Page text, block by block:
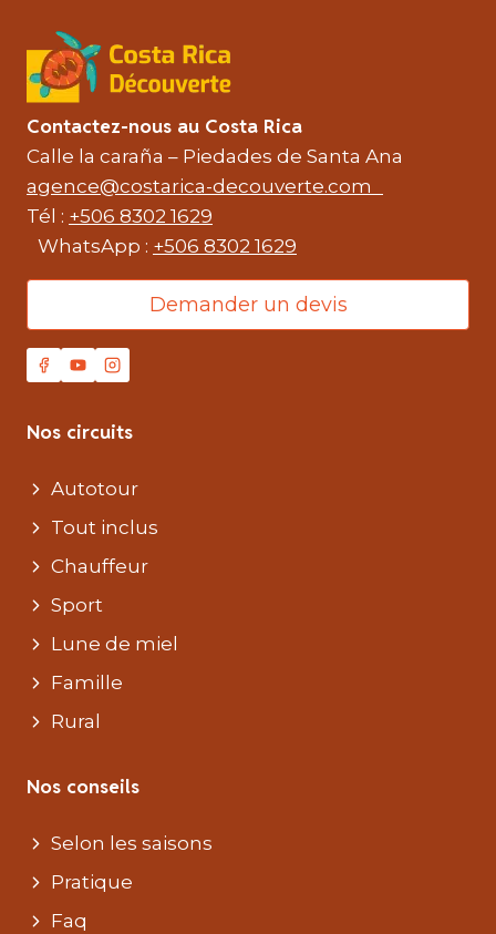
Contactez-nous au Costa Rica
Calle la caraña – Piedades de Santa Ana
agence@costarica-decouverte.com
Tél : +506 8302 1629
WhatsApp : +506 8302 1629
Demander un devis
Nos circuits
Autotour
Tout inclus
Chauffeur
Sport
Lune de miel
Famille
Rural
Nos conseils
Selon les saisons
Pratique
Faq